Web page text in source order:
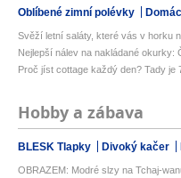
Oblíbené zimní polévky
Svěží letní saláty, které vás v horku
Nejlepší nálev na nakládané okurky:
Proč jíst cottage každý den? Tady je
Hobby a zábava
BLESK Tlapky Divoký kačer
OBRAZEM: Modré slzy na Tchaj-